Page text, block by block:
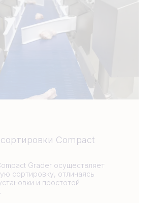
Compact
Grader осуществляет
сортировку, отличаясь
и простотой